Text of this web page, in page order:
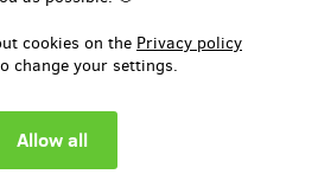
cookies on the Privacy policy
change your settings.
podepíšeme, pošleme, kam budeš
a odkaz ke stažení nových nahrávek ve
A samozřejmostí je i umístění Tvého
(plachtu). Jako výraz našeho